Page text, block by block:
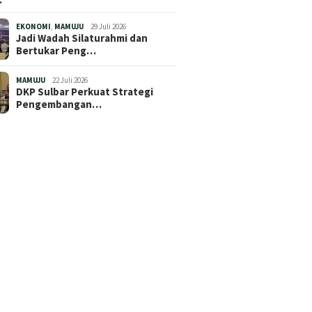
EKONOMI MAMUJU 29 Juli 2026
Jadi Wadah Silaturahmi dan
Bertukar Peng…
MAMUJU 22 Juli 2026
DKP Sulbar Perkuat Strategi
Pengembangan…